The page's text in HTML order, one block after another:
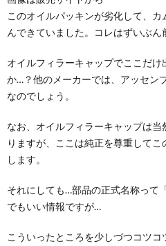
このオイルパッキンが劣化して、
んできていました。コレはずいぶ
オイルフィラーキャップでここだけ
か…？他のメーカーでは、アッセン
なのでしょう。
なお、オイルフィラーキャップは
りますが、ここは純正を尊重して
します。
それにしても…部品の正式名称って
でもいい情報ですが…
こういったところを少しづつコツ